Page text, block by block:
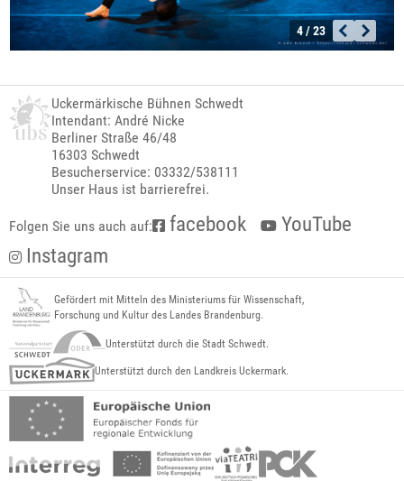
4 / 23
Uckermärkische Bühnen Schwedt
Intendant: André Nicke
Berliner Straße 46/48
16303 Schwedt
Besucherservice: 03332/538111
Unser Haus ist barrierefrei.
Folgen Sie uns auch auf: facebook
YouTube
Instagram
Gefördert mit Mitteln des Ministeriums für Wissenschaft,
Forschung und Kultur des Landes Brandenburg.
Unterstützt durch die Stadt Schwedt.
Unterstützt durch den Landkreis Uckermark.